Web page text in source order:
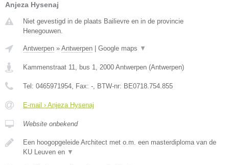
Anjeza Hysenaj
Niet gevestigd in de plaats Bailievre en in de provincie
Henegouwen.
Antwerpen » Antwerpen Google maps ▼
Kammenstraat 11, bus 1, 2000 Antwerpen (Antwerpen)
Tel: 0465971954, Fax: -, BTW-nr: BE0718.754.855
E-mail › Anjeza Hysenaj
Website onbekend
Een hoogopgeleide Architect met o.m. een masterdiploma van de
KU Leuven en ▼